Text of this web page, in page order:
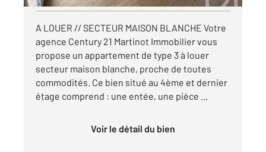
A LOUER // SECTEUR MAISON BLANCHE Votre
agence Century 21 Martinot Immobilier vous
propose un appartement de type 3 à louer
secteur maison blanche, proche de toutes
commodités. Ce bien situé au 4ème et dernier
étage comprend : une entée, une pièce ...
Voir le détail du bien